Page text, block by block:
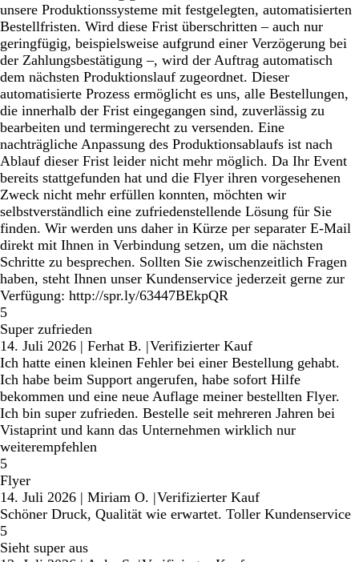
unsere Produktionssysteme mit festgelegten, automatisierten
Bestellfristen. Wird diese Frist überschritten – auch nur
geringfügig, beispielsweise aufgrund einer Verzögerung bei
der Zahlungsbestätigung –, wird der Auftrag automatisch
dem nächsten Produktionslauf zugeordnet. Dieser
automatisierte Prozess ermöglicht es uns, alle Bestellungen,
die innerhalb der Frist eingegangen sind, zuverlässig zu
bearbeiten und termingerecht zu versenden. Eine
nachträgliche Anpassung des Produktionsablaufs ist nach
Ablauf dieser Frist leider nicht mehr möglich. Da Ihr Event
bereits stattgefunden hat und die Flyer ihren vorgesehenen
Zweck nicht mehr erfüllen konnten, möchten wir
selbstverständlich eine zufriedenstellende Lösung für Sie
finden. Wir werden uns daher in Kürze per separater E-Mail
direkt mit Ihnen in Verbindung setzen, um die nächsten
Schritte zu besprechen. Sollten Sie zwischenzeitlich Fragen
haben, steht Ihnen unser Kundenservice jederzeit gerne zur
Verfügung: http://spr.ly/63447BEkpQR
5
Super zufrieden
14. Juli 2026 | Ferhat B. |Verifizierter Kauf
Ich hatte einen kleinen Fehler bei einer Bestellung gehabt.
Ich habe beim Support angerufen, habe sofort Hilfe
bekommen und eine neue Auflage meiner bestellten Flyer.
Ich bin super zufrieden. Bestelle seit mehreren Jahren bei
Vistaprint und kann das Unternehmen wirklich nur
weiterempfehlen
5
Flyer
14. Juli 2026 | Miriam O. |Verifizierter Kauf
Schöner Druck, Qualität wie erwartet. Toller Kundenservice
5
Sieht super aus